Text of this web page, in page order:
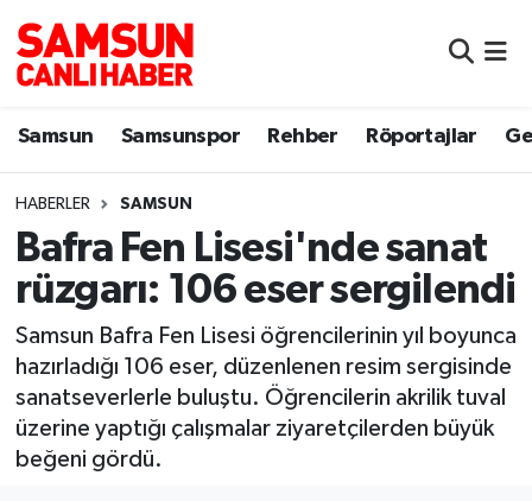
Samsun Samsunspor Rehber Röportajlar
HABERLER SAMSUN
Bafra Fen Lisesi'nde sanat
rüzgarı: 106 eser sergilendi
Samsun Bafra Fen Lisesi öğrencilerinin yıl boyunca
hazırladığı 106 eser, düzenlenen resim sergisinde
sanatseverlerle buluştu. Öğrencilerin akrilik tuval
üzerine yaptığı çalışmalar ziyaretçilerden büyük
beğeni gördü.
Samsun
Sokak Röportajları
Dünya
Eğitim
Sağlık
Samsun Nöbetçi Eczaneler
Samsun Hava Durumu
Samsun Namaz Vakitleri
Samsun Trafik Yoğunluk Haritası
Süper Lig Puan Durumu ve Fikstür
Tüm Manşetler
Son Dakika Haberleri